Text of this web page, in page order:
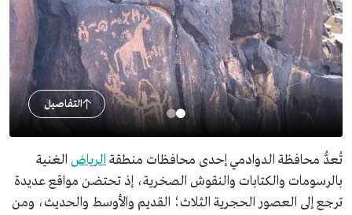
التفاصيل
تُعدُّ محافظة الدوادمي إحدى محافظات منطقة الرياض الغنية
بالرسومات والكتابات والنقوش الصخرية، إذ تحتضن مواقع عديدة
ترجع إلى العصور الحجرية الثلاث؛ القديم والأوسط والحديث، ومن